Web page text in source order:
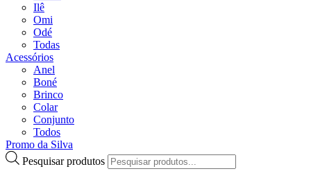
Ilê
Omi
Odé
Todas
Acessórios
Anel
Boné
Brinco
Colar
Conjunto
Todos
Promo da Silva
Pesquisar produtos